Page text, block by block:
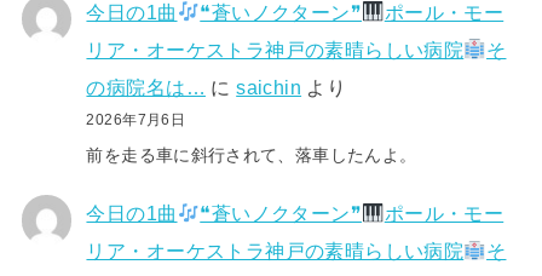
今日の1曲 ❝蒼いノクターン❞
ポール・モー
リア・オーケストラ神戸の素晴らしい病院
そ
の病院名は… にsaichin より
2026年7月6日
前を走る車に斜行されて、落車したんよ。
今日の1曲 ❝蒼いノクターン❞
ポール・モー
リア・オーケストラ神戸の素晴らしい病院
そ